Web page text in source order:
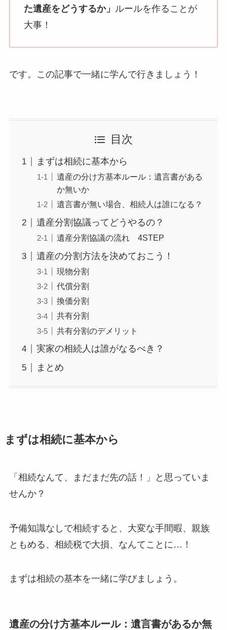
た遺産をどうするか」 ルールを作ることが
大事！
です。この記事で一緒に学んで行きましょう！
目次
まずは相続に基本から
遺産の分け方基本ルール：遺言書がある
か無いか
遺言書が無い場合、相続人は誰になる？
遺産分割協議ってどうやるの？
遺産分割協議の流れ 4STEP
遺産の分割方法を決めておこう！
現物分割
代償分割
換価分割
共有分割
共有分割のデメリット
実家の相続人は誰がなるべき？
まとめ
まずは相続に基本から
「相続なんて、まだまだ先の話！」と思っていま
せんか？
予備知識なしで相続すると、大変な手間暇、親族
ともめる、相続税で大損、なんてことに…！
まずは相続の基本を一緒に学びましょう。
遺産の分け方基本ルール：遺言書があるか無